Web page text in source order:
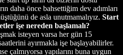
daha önce bahsettiğim dev adımları
de asla unutmamalıyız. Start
işe nereden başlamalı?
isteyen varsa her gün 15
ayırmakla işe başlayabilirler.
çalmıyorsa yapılarını buna uygun